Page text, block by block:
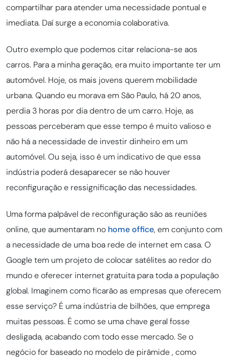
compartilhar para atender uma necessidade pontual e
imediata. Daí surge a economia colaborativa.
Outro exemplo que podemos citar relaciona-se aos
carros. Para a minha geração, era muito importante ter um
automóvel. Hoje, os mais jovens querem mobilidade
urbana. Quando eu morava em São Paulo, há 20 anos,
perdia 3 horas por dia dentro de um carro. Hoje, as
pessoas perceberam que esse tempo é muito valioso e
não há a necessidade de investir dinheiro em um
automóvel. Ou seja, isso é um indicativo de que essa
indústria poderá desaparecer se não houver
reconfiguração e ressignificação das necessidades.
Uma forma palpável de reconfiguração são as reuniões
online, que aumentaram no home office, em conjunto com
a necessidade de uma boa rede de internet em casa. O
Google tem um projeto de colocar satélites ao redor do
mundo e oferecer internet gratuita para toda a população
global. Imaginem como ficarão as empresas que oferecem
esse serviço? É uma indústria de bilhões, que emprega
muitas pessoas. É como se uma chave geral fosse
desligada, acabando com todo esse mercado. Se o
negócio for baseado no modelo de pirâmide , como